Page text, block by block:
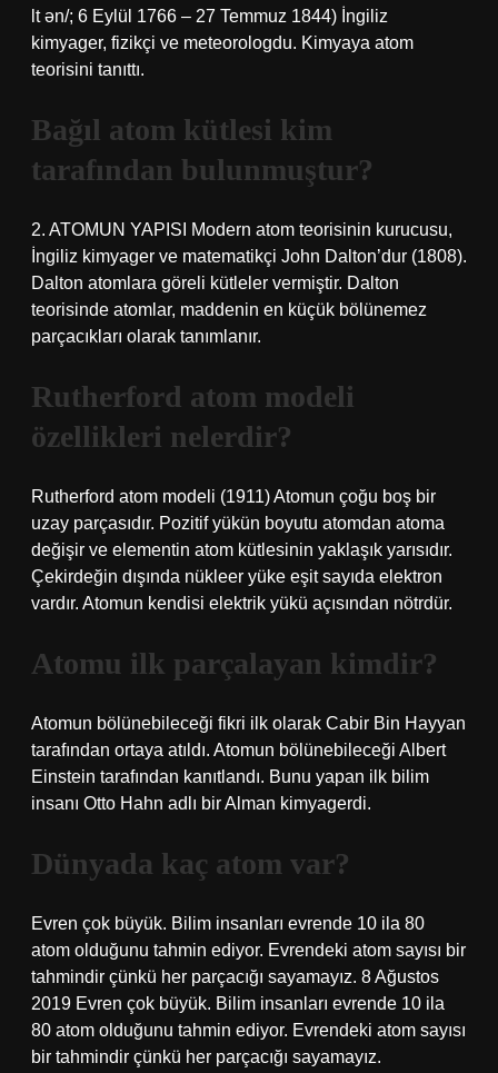
lt ən/; 6 Eylül 1766 – 27 Temmuz 1844) İngiliz
kimyager, fizikçi ve meteorologdu. Kimyaya atom
teorisini tanıttı.
Bağıl atom kütlesi kim
tarafından bulunmuştur?
2. ATOMUN YAPISI Modern atom teorisinin kurucusu,
İngiliz kimyager ve matematikçi John Dalton’dur (1808).
Dalton atomlara göreli kütleler vermiştir. Dalton
teorisinde atomlar, maddenin en küçük bölünemez
parçacıkları olarak tanımlanır.
Rutherford atom modeli
özellikleri nelerdir?
Rutherford atom modeli (1911) Atomun çoğu boş bir
uzay parçasıdır. Pozitif yükün boyutu atomdan atoma
değişir ve elementin atom kütlesinin yaklaşık yarısıdır.
Çekirdeğin dışında nükleer yüke eşit sayıda elektron
vardır. Atomun kendisi elektrik yükü açısından nötrdür.
Atomu ilk parçalayan kimdir?
Atomun bölünebileceği fikri ilk olarak Cabir Bin Hayyan
tarafından ortaya atıldı. Atomun bölünebileceği Albert
Einstein tarafından kanıtlandı. Bunu yapan ilk bilim
insanı Otto Hahn adlı bir Alman kimyagerdi.
Dünyada kaç atom var?
Evren çok büyük. Bilim insanları evrende 10 ila 80
atom olduğunu tahmin ediyor. Evrendeki atom sayısı bir
tahmindir çünkü her parçacığı sayamayız. 8 Ağustos
2019 Evren çok büyük. Bilim insanları evrende 10 ila
80 atom olduğunu tahmin ediyor. Evrendeki atom sayısı
bir tahmindir çünkü her parçacığı sayamayız.